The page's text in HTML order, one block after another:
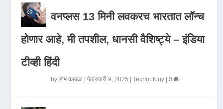
वनप्लस 13 मिनी लवकरच भारतात लॉन्च
होणार आहे, मी तपशील, धानसी वैशिष्ट्ये – इंडिया
टीव्ही हिंदी
byडोम कावळा |फेब्रुवारी 9, 2025 |Technology |0